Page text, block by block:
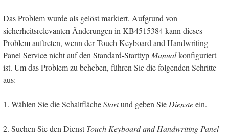
Das Problem wurde als gelöst markiert. Aufgrund von
sicherheitsrelevanten Änderungen in KB4515384 kann dieses
Problem auftreten, wenn der Touch Keyboard and Handwriting
Panel Service nicht auf den Standard-StarttypManualkonfiguriert
ist. Um das Problem zu beheben, führen Sie die folgenden Schritte
aus:
1. Wählen Sie die SchaltflächeStartund geben SieDiensteein.
2. Suchen Sie den DienstTouch Keyboard and Handwriting Panel